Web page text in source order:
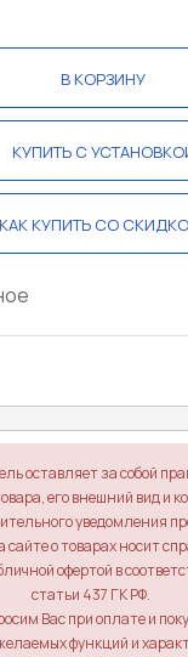
В КОРЗИНУ
КУПИТЬ С
КАК КУПИТЬ СО
оставляет за собой
его внешний вид и
уведомления
о товарах носит
офертой в
статьи 437 ГК РФ.
Вас при оплате и
функций и